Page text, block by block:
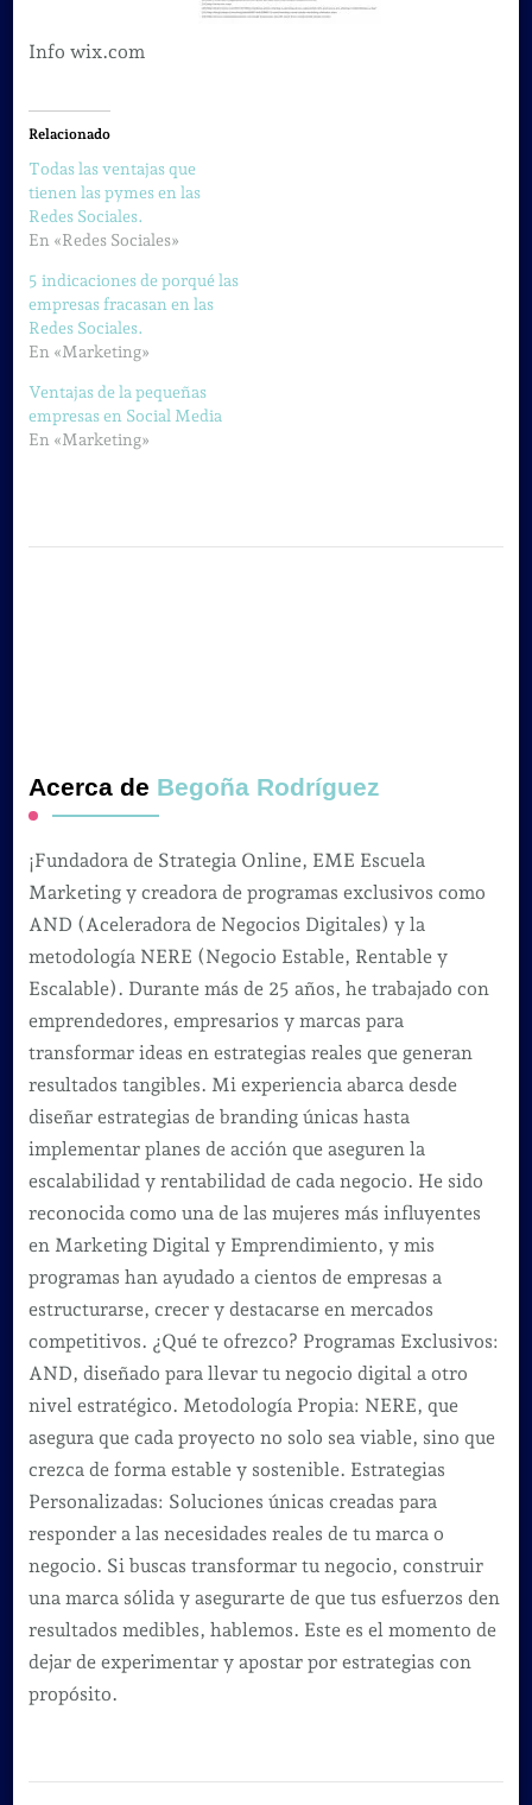
Info wix.com
Relacionado
Todas las ventajas que
tienen las pymes en las
Redes Sociales.
En «Redes Sociales»
5 indicaciones de porqué las
empresas fracasan en las
Redes Sociales.
En «Marketing»
Ventajas de la pequeñas
empresas en Social Media
En «Marketing»
Acerca de Begoña Rodríguez
¡Fundadora de Strategia Online, EME Escuela
Marketing y creadora de programas exclusivos como
AND (Aceleradora de Negocios Digitales) y la
metodología NERE (Negocio Estable, Rentable y
Escalable). Durante más de 25 años, he trabajado con
emprendedores, empresarios y marcas para
transformar ideas en estrategias reales que generan
resultados tangibles. Mi experiencia abarca desde
diseñar estrategias de branding únicas hasta
implementar planes de acción que aseguren la
escalabilidad y rentabilidad de cada negocio. He sido
reconocida como una de las mujeres más influyentes
en Marketing Digital y Emprendimiento, y mis
programas han ayudado a cientos de empresas a
estructurarse, crecer y destacarse en mercados
competitivos. ¿Qué te ofrezco? Programas Exclusivos:
AND, diseñado para llevar tu negocio digital a otro
nivel estratégico. Metodología Propia: NERE, que
asegura que cada proyecto no solo sea viable, sino que
crezca de forma estable y sostenible. Estrategias
Personalizadas: Soluciones únicas creadas para
responder a las necesidades reales de tu marca o
negocio. Si buscas transformar tu negocio, construir
una marca sólida y asegurarte de que tus esfuerzos den
resultados medibles, hablemos. Este es el momento de
dejar de experimentar y apostar por estrategias con
propósito.